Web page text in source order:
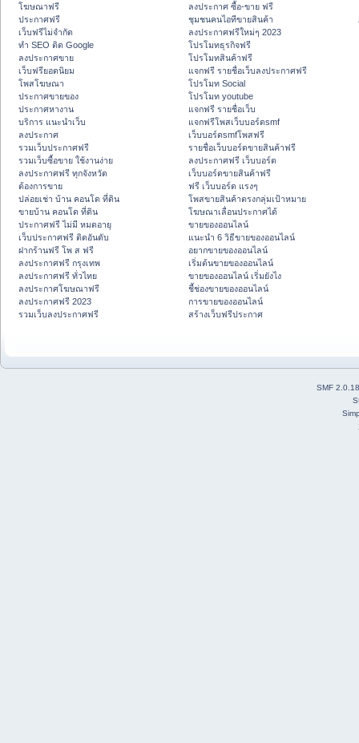
โฆษณาฟรี
ประกาศฟรี
เว็บฟรีไม่จำกัด
ทำ SEO ติด Google
ลงประกาศขาย
เว็บฟรียอดนิยม
โพสโฆษณา
ประกาศขายของ
ประกาศหางาน
บริการ แนะนำเว็บ
ลงประกาศ
รวมเว็บประกาศฟรี
รวมเว็บซื้อขาย ใช้งานง่าย
ลงประกาศฟรี ทุกจังหวัด
ต้องการขาย
ปล่อยเช่า บ้าน คอนโด ที่ดิน
ขายบ้าน คอนโด ที่ดิน
ประกาศฟรี ไม่มี หมดอายุ
เว็บประกาศฟรี ติดอันดับ
ฝากร้านฟรี โพ ส ฟรี
ลงประกาศฟรี กรุงเทพ
ลงประกาศฟรี ทั่วไทย
ลงประกาศโฆษณาฟรี
ลงประกาศฟรี 2023
รวมเว็บลงประกาศฟรี
ลงประกาศ ซื้อ-ขาย ฟรี
ชุมชนคนไอทีขายสินค้า
ลงประกาศฟรีใหม่ๆ 2023
โปรโมทธุรกิจฟรี
โปรโมทสินค้าฟรี
แจกฟรี รายชื่อเว็บลงประกาศฟรี
โปรโมท Social
โปรโมท youtube
แจกฟรี รายชื่อเว็บ
แจกฟรีโพสเว็บบอร์ดsmf
เว็บบอร์ดsmfโพสฟรี
รายชื่อเว็บบอร์ดขายสินค้าฟรี
ลงประกาศฟรี เว็บบอร์ด
เว็บบอร์ดขายสินค้าฟรี
ฟรี เว็บบอร์ด แรงๆ
โพสขายสินค้าตรงกลุ่มเป้าหมาย
โฆษณาเลื่อนประกาศได้
ขายของออนไลน์
แนะนำ 6 วิธีขายของออนไลน์
อยากขายของออนไลน์
เริ่มต้นขายของออนไลน์
ขายของออนไลน์ เริ่มยังไง
ชี้ช่องขายของออนไลน์
การขายของออนไลน์
สร้างเว็บฟรีประกาศ
SMF 2.0.18